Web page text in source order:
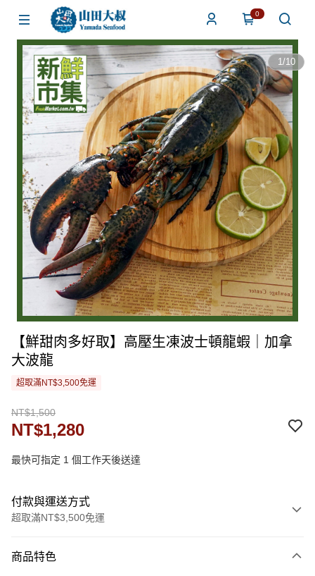
0
1/10
【鮮甜肉多好取】高壓生凍波士頓龍蝦｜加拿
大波龍
超取滿NT$3,500免運
NT$1,500
NT$1,280
最快可指定 1 個工作天後送達
付款與運送方式
超取滿NT$3,500免運
信用卡一次付款
商品特色